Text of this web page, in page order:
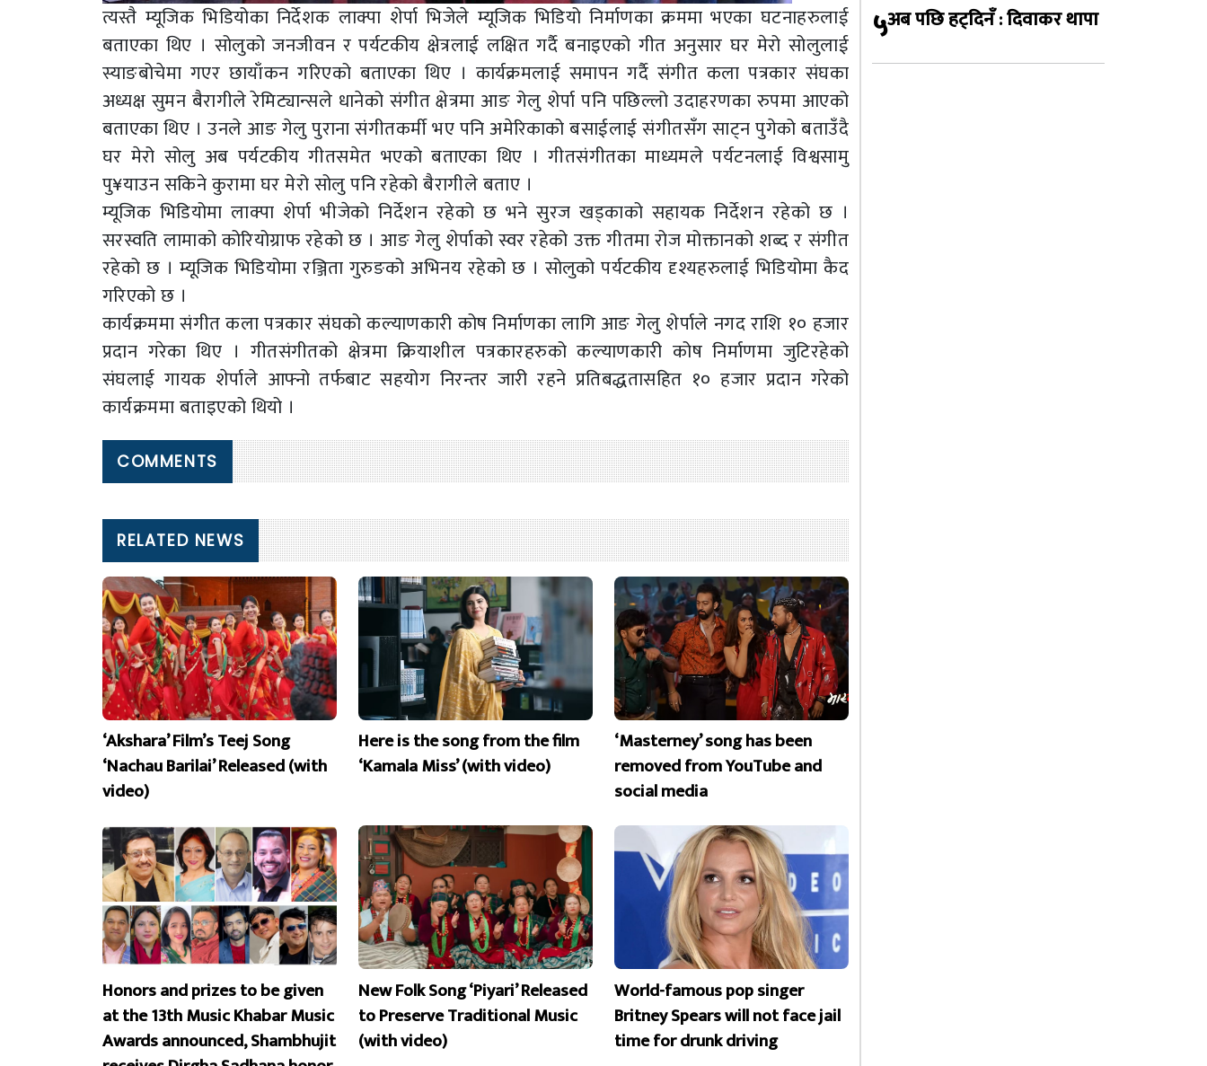
त्यस्तै म्यूजिक भिडियोका निर्देशक लाक्पा शेर्पा भिजेले म्यूजिक भिडियो निर्माणका क्रममा भएका घटनाहरुलाई
बताएका थिए । सोलुको जनजीवन र पर्यटकीय क्षेत्रलाई लक्षित गर्दै बनाइएको गीत अनुसार घर मेरो सोलुलाई
स्याङबोचेमा गएर छायाँकन गरिएको बताएका थिए । कार्यक्रमलाई समापन गर्दै संगीत कला पत्रकार संघका
अध्यक्ष सुमन बैरागीले रेमिट्यान्सले धानेको संगीत क्षेत्रमा आङ गेलु शेर्पा पनि पछिल्लो उदाहरणका रुपमा आएको
बताएका थिए । उनले आङ गेलु पुराना संगीतकर्मी भए पनि अमेरिकाको बसाईलाई संगीतसँग साट्न पुगेको बताउँदै
घर मेरो सोलु अब पर्यटकीय गीतसमेत भएको बताएका थिए । गीतसंगीतका माध्यमले पर्यटनलाई विश्वसामु
पु¥याउन सकिने कुरामा घर मेरो सोलु पनि रहेको बैरागीले बताए ।
म्यूजिक भिडियोमा लाक्पा शेर्पा भीजेको निर्देशन रहेको छ भने सुरज खड्काको सहायक निर्देशन रहेको छ ।
सरस्वति लामाको कोरियोग्राफ रहेको छ । आङ गेलु शेर्पाको स्वर रहेको उक्त गीतमा रोज मोक्तानको शब्द र संगीत
रहेको छ । म्यूजिक भिडियोमा रञ्जिता गुरुङको अभिनय रहेको छ । सोलुको पर्यटकीय दृश्यहरुलाई भिडियोमा कैद
गरिएको छ ।
कार्यक्रममा संगीत कला पत्रकार संघको कल्याणकारी कोष निर्माणका लागि आङ गेलु शेर्पाले नगद राशि १० हजार
प्रदान गरेका थिए । गीतसंगीतको क्षेत्रमा क्रियाशील पत्रकारहरुको कल्याणकारी कोष निर्माणमा जुटिरहेको
संघलाई गायक शेर्पाले आफ्नो तर्फबाट सहयोग निरन्तर जारी रहने प्रतिबद्धतासहित १० हजार प्रदान गरेको
कार्यक्रममा बताइएको थियो ।
COMMENTS
RELATED NEWS
‘Akshara’ Film’s Teej Song
‘Nachau Barilai’ Released (with
video)
Here is the song from the film
‘Kamala Miss’ (with video)
‘Masterney’ song has been
removed from YouTube and
social media
Honors and prizes to be given
at the 13th Music Khabar Music
Awards announced, Shambhujit
New Folk Song ‘Piyari’ Released
to Preserve Traditional Music
(with video)
World-famous pop singer
Britney Spears will not face jail
time for drunk driving
५अब पछि हट्दिनँ : दिवाकर थापा